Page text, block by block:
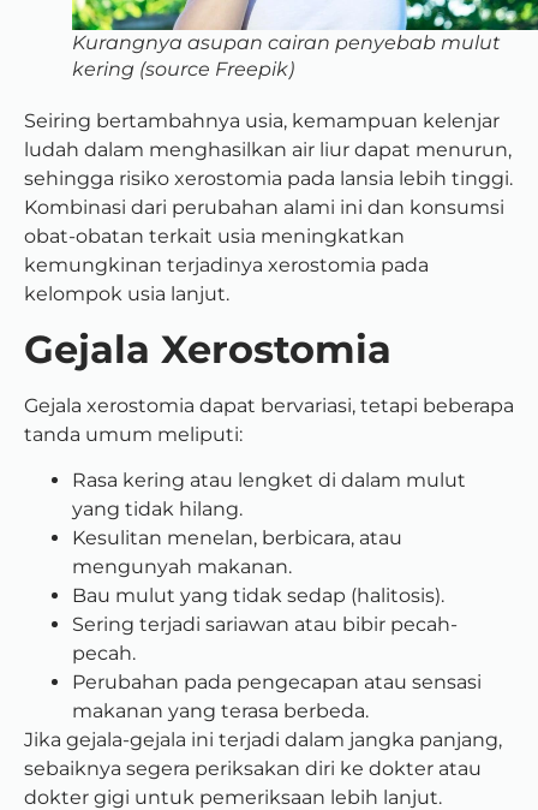
Kurangnya asupan cairan penyebab mulut
kering (source Freepik)
Seiring bertambahnya usia, kemampuan kelenjar
ludah dalam menghasilkan air liur dapat menurun,
sehingga risiko xerostomia pada lansia lebih tinggi.
Kombinasi dari perubahan alami ini dan konsumsi
obat-obatan terkait usia meningkatkan
kemungkinan terjadinya xerostomia pada
kelompok usia lanjut.
Gejala Xerostomia
Gejala xerostomia dapat bervariasi, tetapi beberapa
tanda umum meliputi:
Rasa kering atau lengket di dalam mulut
yang tidak hilang.
Kesulitan menelan, berbicara, atau
mengunyah makanan.
Bau mulut yang tidak sedap (halitosis).
Sering terjadi sariawan atau bibir pecah-
pecah.
Perubahan pada pengecapan atau sensasi
makanan yang terasa berbeda.
Jika gejala-gejala ini terjadi dalam jangka panjang,
sebaiknya segera periksakan diri ke dokter atau
dokter gigi untuk pemeriksaan lebih lanjut.